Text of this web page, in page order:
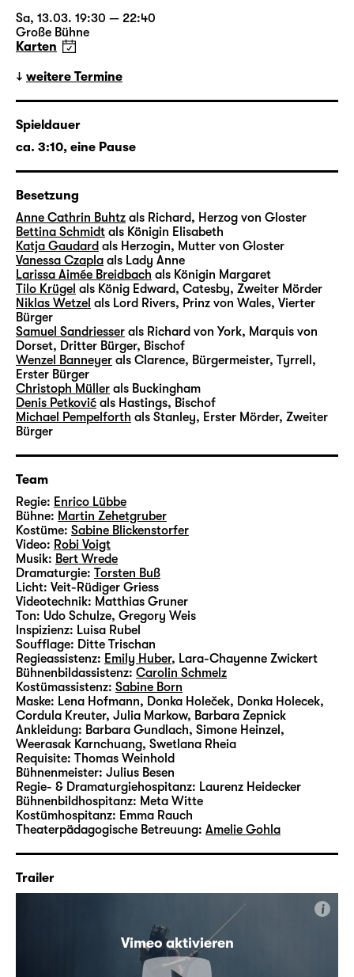
Zusammenarbeit u. a. mit Lorenzo Fioroni,
Corinna von Rad, Barbara David Brüesch
oder Jonas Knecht. Bert Wrede komponierte
zahlreiche Musiken u. a. für Filme von Detlev
Buck und Thomas Stuber oder Inszenierungen
von Michael Thalheimer und Mateja Koležnik.
In Leipzig wirkte er zuletzt mit bei der
Uraufführung der Theaterfassung von
Richard Yates’ „Zeiten des Aufruhrs“ in der
Regie von Enrico Lübbe.
„Richard III“ in 30 Sekunden
mit Chefdramaturg Torsten Buß
Vimeo aktivieren
Vimeo immer aktivieren
Sa, 13.03. 19:30 — 22:40
Große Bühne
Karten
weitere Termine
Spieldauer
ca. 3:10, eine Pause
Besetzung
Anne Cathrin Buhtz als Richard, Herzog von Gloster
Bettina Schmidt als Königin Elisabeth
Katja Gaudard als Herzogin, Mutter von Gloster
Vanessa Czapla als Lady Anne
Larissa Aimée Breidbach als Königin Margaret
Tilo Krügel als König Edward, Catesby, Zweiter Mörder
Niklas Wetzel als Lord Rivers, Prinz von Wales, Vierter
Bürger
Samuel Sandriesser als Richard von York, Marquis von
Dorset, Dritter Bürger, Bischof
Wenzel Banneyer als Clarence, Bürgermeister, Tyrrell,
Erster Bürger
Christoph Müller als Buckingham
Denis Petković als Hastings, Bischof
Michael Pempelforth als Stanley, Erster Mörder, Zweiter
Bürger
Team
Regie: Enrico Lübbe
Bühne: Martin Zehetgruber
Kostüme: Sabine Blickenstorfer
Video: Robi Voigt
Musik: Bert Wrede
Dramaturgie: Torsten Buß
Licht: Veit-Rüdiger Griess
Videotechnik: Matthias Gruner
Ton: Udo Schulze, Gregory Weis
Inspizienz: Luisa Rubel
Soufflage: Ditte Trischan
Regieassistenz: Emily Huber, Lara-Chayenne Zwickert
Bühnenbildassistenz: Carolin Schmelz
Kostümassistenz: Sabine Born
Maske: Lena Hofmann, Donka Holeček, Donka Holecek,
Cordula Kreuter, Julia Markow, Barbara Zepnick
Ankleidung: Barbara Gundlach, Simone Heinzel,
Weerasak Karnchuang, Swetlana Rheia
Requisite: Thomas Weinhold
Bühnenmeister: Julius Besen
Regie- & Dramaturgiehospitanz: Laurenz Heidecker
Bühnenbildhospitanz: Meta Witte
Kostümhospitanz: Emma Rauch
Theaterpädagogische Betreuung: Amelie Gohla
Trailer
Vimeo aktivieren
i